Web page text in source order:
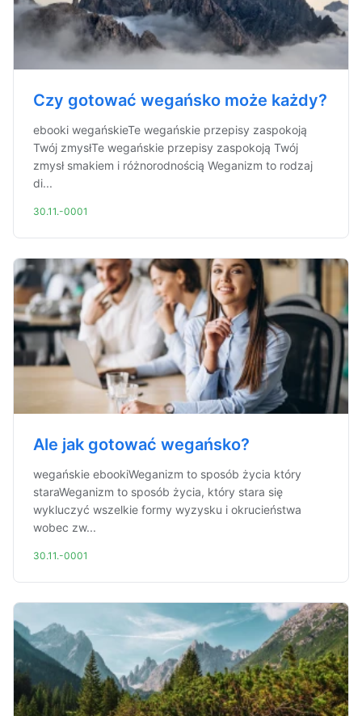
Czy gotować wegańsko może każdy?
ebooki wegańskieTe wegańskie przepisy zaspokoją
Twój zmysłTe wegańskie przepisy zaspokoją Twój
zmysł smakiem i różnorodnością Weganizm to rodzaj
di...
30.11.-0001
Ale jak gotować wegańsko?
wegańskie ebookiWeganizm to sposób życia który
staraWeganizm to sposób życia, który stara się
wykluczyć wszelkie formy wyzysku i okrucieństwa
wobec zw...
30.11.-0001